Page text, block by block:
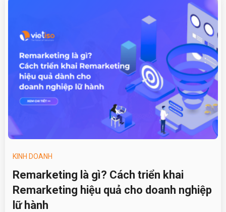
KINH DOANH
Remarketing là gì? Cách triển khai
Remarketing hiệu quả cho doanh nghiệp
lữ hành